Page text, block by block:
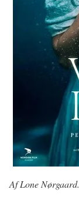
Af Lone Nørgaard.